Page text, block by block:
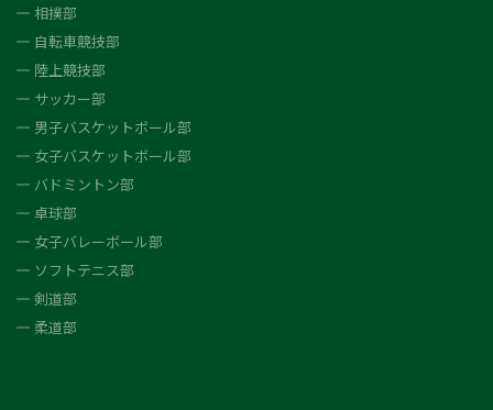
相撲部
自転車競技部
陸上競技部
サッカー部
男子バスケットボール部
女子バスケットボール部
バドミントン部
卓球部
女子バレーボール部
ソフトテニス部
剣道部
柔道部